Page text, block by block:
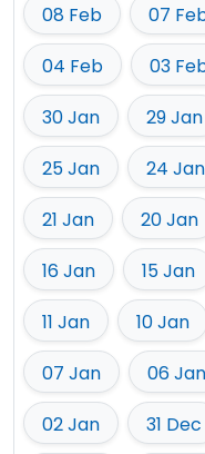
08 Feb
07
04 Feb
03
30 Jan
29 Jan
25 Jan
24 Jan
21 Jan
20 Jan
16 Jan
15 Jan
11 Jan
10 Jan
07 Jan
06 Jan
02 Jan
31 Dec